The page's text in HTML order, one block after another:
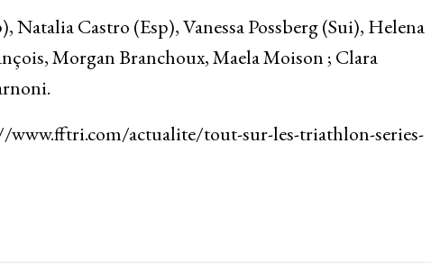
Natalia Castro (Esp), Vanessa Possberg (Sui), Helena
Morgan Branchoux, Maela Moison ; Clara
actualite/tout-sur-les-triathlon-series-